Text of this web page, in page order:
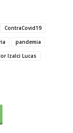
ContraCovid19
pandemia
Izalci Lucas